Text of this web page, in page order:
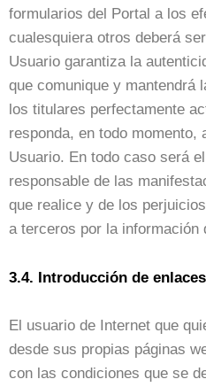
formularios del Portal a los
cualesquiera otros deberá
Usuario garantiza la
que comunique y mantendrá
los titulares perfectamente
responda, en todo momento,
Usuario. En todo caso será
responsable de las
que realice y de los
a terceros por la información
3.4. Introducción de
El usuario de Internet que
desde sus propias páginas
con las condiciones que se